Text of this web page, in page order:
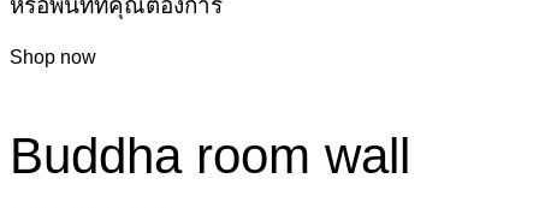
หรือพื้นที่ที่คุณต้องการ
Shop now
Buddha room wall